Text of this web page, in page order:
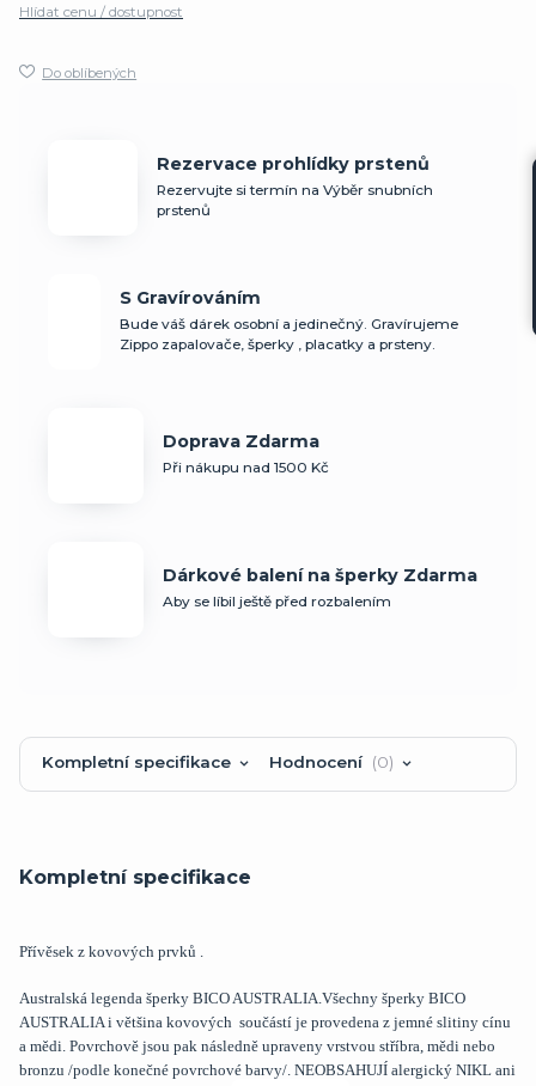
Hlídat cenu / dostupnost
Do oblíbených
Rezervace prohlídky prstenů
Rezervujte si termín na Výběr snubních
prstenů
S Gravírováním
Bude váš dárek osobní a jedinečný. Gravírujeme
Zippo zapalovače, šperky , placatky a prsteny.
Doprava Zdarma
Při nákupu nad 1500 Kč
Dárkové balení na šperky Zdarma
Aby se líbil ještě před rozbalením
Kompletní specifikace Hodnocení 0
Kompletní specifikace
Přívěsek z kovových prvků .
Australská legenda šperky BICO AUSTRALIA.Všechny šperky BICO
AUSTRALIA i většina kovových součástí je provedena z jemné slitiny cínu
a mědi. Povrchově jsou pak následně upraveny vrstvou stříbra, mědi nebo
bronzu /podle konečné povrchové barvy/. NEOBSAHUJÍ alergický NIKL ani